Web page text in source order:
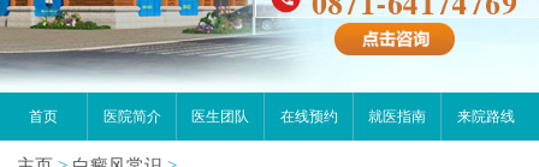
首页 医院简介 医生团队 在线预约 就医指南 来院路线